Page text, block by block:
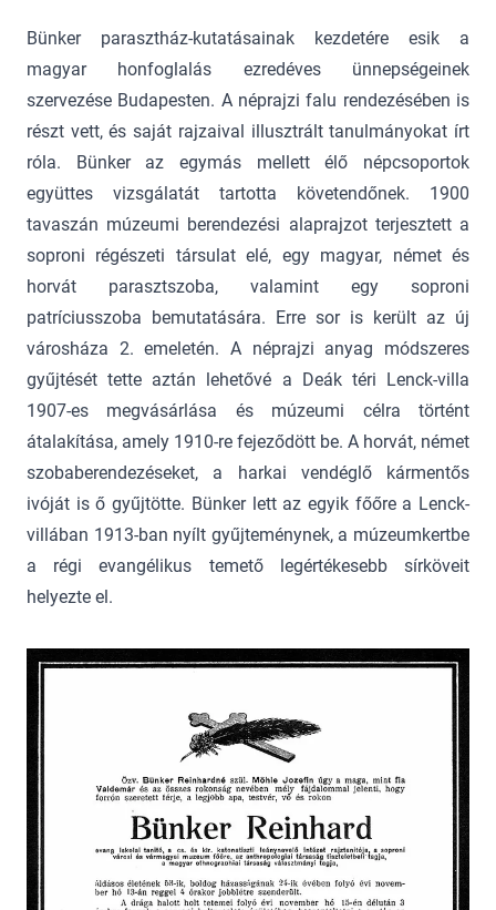
Bünker parasztház-kutatásainak kezdetére esik a
magyar honfoglalás ezredéves ünnepségeinek
szervezése Budapesten. A néprajzi falu rendezésében is
részt vett, és saját rajzaival illusztrált tanulmányokat írt
róla. Bünker az egymás mellett élő népcsoportok
együttes vizsgálatát tartotta követendőnek. 1900
tavaszán múzeumi berendezési alaprajzot terjesztett a
soproni régészeti társulat elé, egy magyar, német és
horvát parasztszoba, valamint egy soproni
patríciusszoba bemutatására. Erre sor is került az új
városháza 2. emeletén. A néprajzi anyag módszeres
gyűjtését tette aztán lehetővé a Deák téri Lenck-villa
1907-es megvásárlása és múzeumi célra történt
átalakítása, amely 1910-re fejeződött be. A horvát, német
szobaberendezéseket, a harkai vendéglő kármentős
ivóját is ő gyűjtötte. Bünker lett az egyik főőre a Lenck-
villában 1913-ban nyílt gyűjteménynek, a múzeumkertbe
a régi evangélikus temető legértékesebb sírköveit
helyezte el.